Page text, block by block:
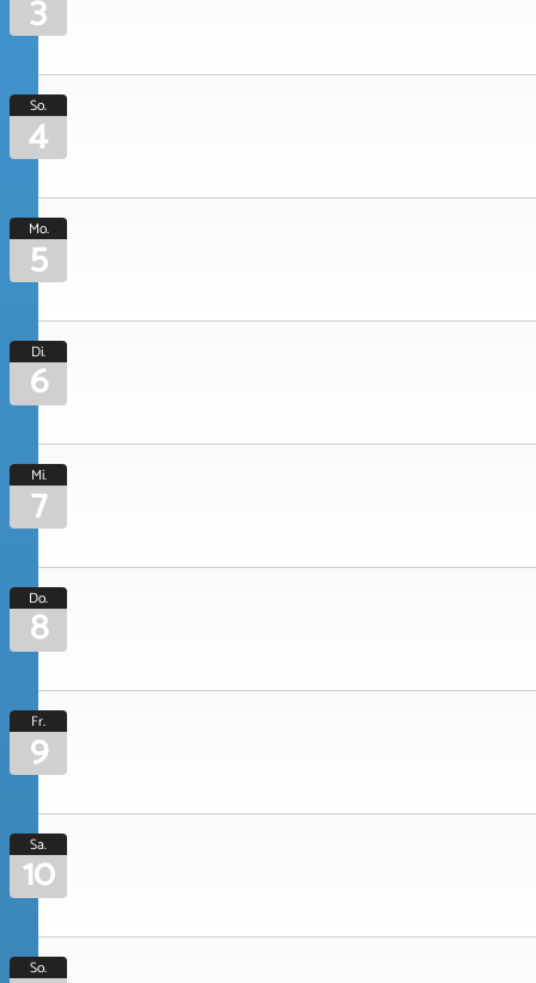
3
So.
4
Mo.
5
Di.
6
Mi.
7
Do.
8
Fr.
9
Sa.
10
So.